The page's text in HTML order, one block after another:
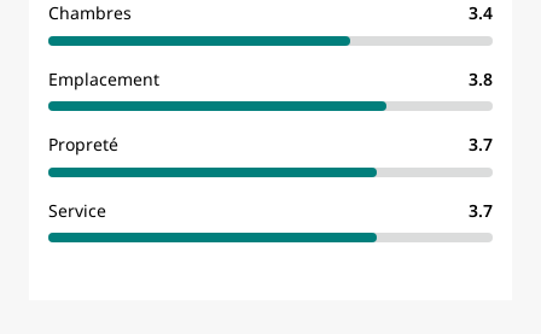
Chambres 3.4
Emplacement 3.8
Propreté 3.7
Service 3.7